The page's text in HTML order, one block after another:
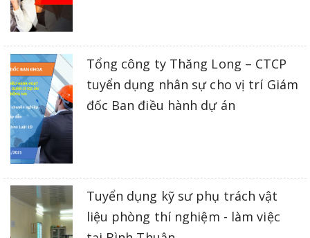
Tổng công ty Thăng Long – CTCP
tuyển dụng nhân sự cho vị trí Giám
đốc Ban điều hành dự án
Tuyển dụng kỹ sư phụ trách vật
liệu phòng thí nghiệm - làm việc